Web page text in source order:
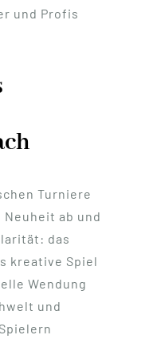
und Profis
Turniere
ab und
das
kreative Spiel
Wendung
und